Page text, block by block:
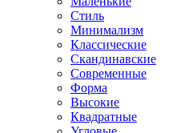
Стиль
Минимализм
Классические
Скандинавские
Современные
Форма
Высокие
Квадратные